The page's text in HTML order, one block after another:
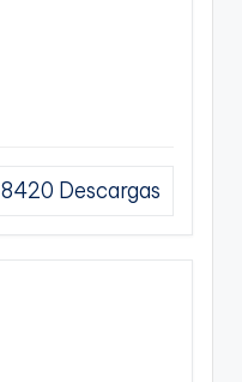
8420 Descargas